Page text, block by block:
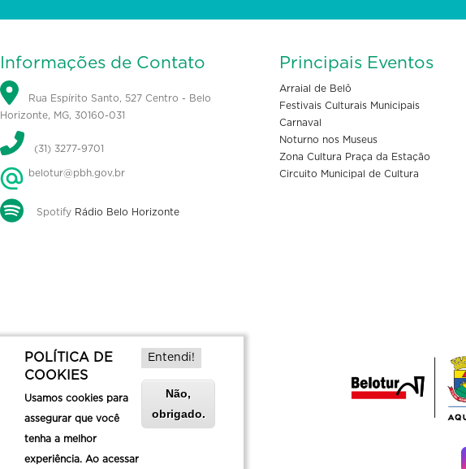
Informações de Contato
Rua Espírito Santo, 527 Centro - Belo
Horizonte, MG, 30160-031
(31) 3277-9701
belotur@pbh.gov.br
Spotify Rádio Belo Horizonte
Principais Eventos
Arraial de Belô
Festivais Culturais Municipais
Carnaval
Noturno nos Museus
Zona Cultura Praça da Estação
Circuito Municipal de Cultura
POLÍTICA DE
COOKIES
Usamos cookies para
assegurar que você
tenha a melhor
experiência. Ao acessar
Entendi!
Não,
obrigado.